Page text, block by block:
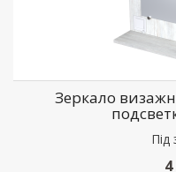
Зеркало
Пiд